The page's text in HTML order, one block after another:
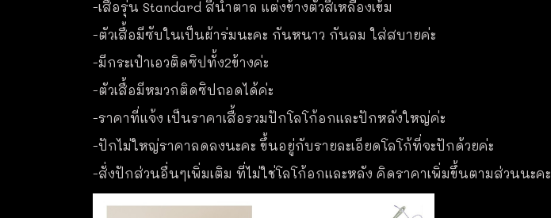
-เสื้อรุ่น Standard สีน้ำตาล แต่งข้างตัวสีเหลืองเข้ม
-ตัวเสื้อมีซับในเป็นผ้าร่มนะคะ กันหนาว กันลม ใส่สบายค่ะ
-มีกระเป๋าเอวติดซิปทั้ง2ข้างค่ะ
-ตัวเสื้อมีหมวกติดซิปถอดได้ค่ะ
-ราคาที่แจ้ง เป็นราคาเสื้อรวมปักโลโก้อกและปักหลังใหญ่ค่ะ
-ปักไม่ใหญ่ราคาลดลงนะคะ ขึ้นอยู่กับรายละเอียดโลโก้ที่จะปักด้วยค่ะ
-สั่งปักส่วนอื่นๆเพิ่มเติม ที่ไม่ใช่โลโก้อกและหลัง คิดราคาเพิ่มขึ้นตามส่วนนะคะ